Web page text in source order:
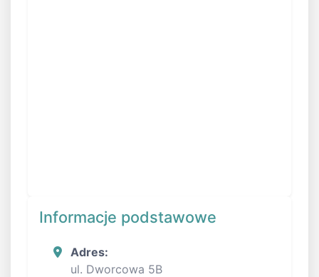
Informacje podstawowe
Adres:
ul. Dworcowa 5B